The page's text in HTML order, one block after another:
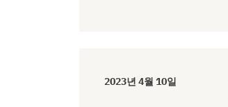
2023년 4월 10일